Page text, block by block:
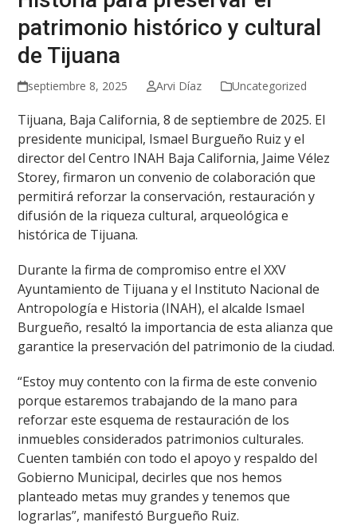
patrimonio histórico y cultural
de Tijuana
septiembre 8, 2025 Arvi Díaz Uncategorized
Tijuana, Baja California, 8 de septiembre de 2025. El
presidente municipal, Ismael Burgueño Ruiz y el
director del Centro INAH Baja California, Jaime Vélez
Storey, firmaron un convenio de colaboración que
permitirá reforzar la conservación, restauración y
difusión de la riqueza cultural, arqueológica e
histórica de Tijuana.
Durante la firma de compromiso entre el XXV
Ayuntamiento de Tijuana y el Instituto Nacional de
Antropología e Historia (INAH), el alcalde Ismael
Burgueño, resaltó la importancia de esta alianza que
garantice la preservación del patrimonio de la ciudad.
“Estoy muy contento con la firma de este convenio
porque estaremos trabajando de la mano para
reforzar este esquema de restauración de los
inmuebles considerados patrimonios culturales.
Cuenten también con todo el apoyo y respaldo del
Gobierno Municipal, decirles que nos hemos
planteado metas muy grandes y tenemos que
lograrlas”, manifestó Burgueño Ruiz.